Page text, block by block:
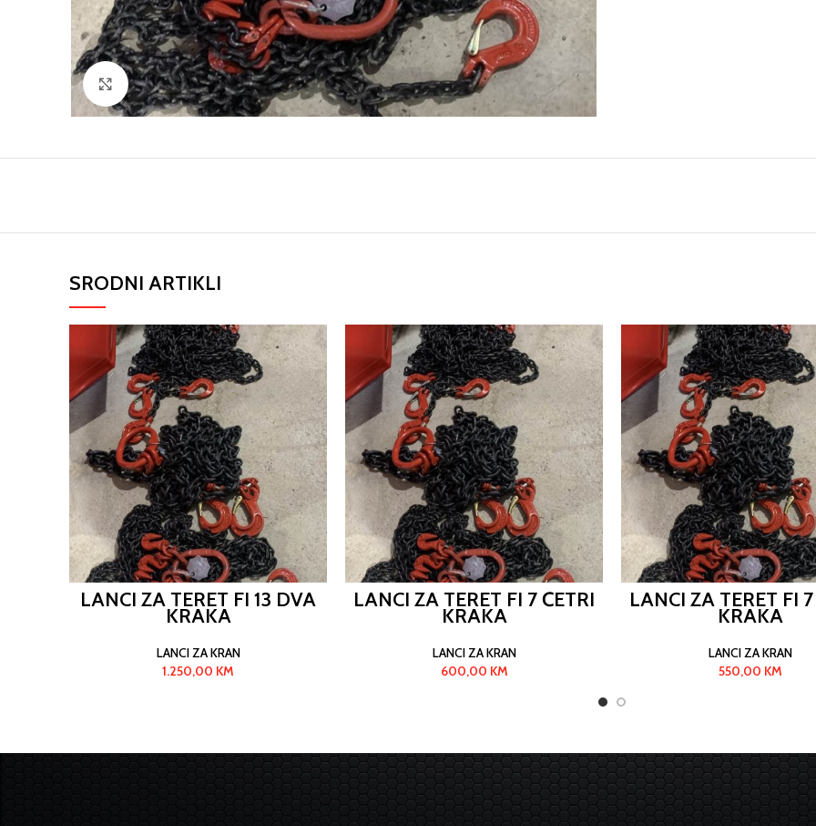
Click to enlarge
SRODNI ARTIKLI
LANCI ZA TERET FI 13 DVA
KRAKA
LANCI ZA KRAN
1.250,00 KM
LANCI ZA TERET FI 7 ČETRI
KRAKA
LANCI ZA KRAN
600,00 KM
LANCI ZA TERET FI
KRAKA
LANCI ZA KRAN
550,00 KM